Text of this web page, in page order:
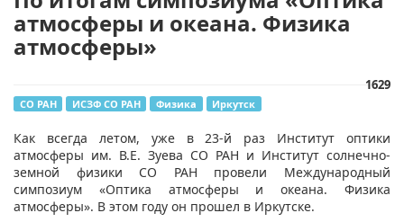
атмосферы и океана. Физика
атмосферы»
1629
СО РАН ИСЗФ СО РАН Физика Иркутск
​Как всегда летом, уже в 23-й раз Институт оптики
атмосферы им. В.Е. Зуева СО РАН и Институт солнечно-
земной физики СО РАН провели Международный
симпозиум «Оптика атмосферы и океана. Физика
атмосферы». В этом году он прошел в Иркутске.